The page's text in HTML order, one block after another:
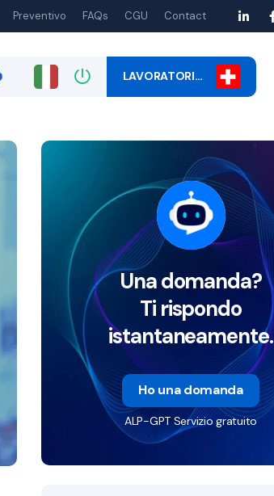
Preventivo FAQs CGU Contact
LAVORATORI…
Una domanda?
Ti rispondo
istantaneamente.
Ho una domanda
ALP-GPT Servizio gratuito